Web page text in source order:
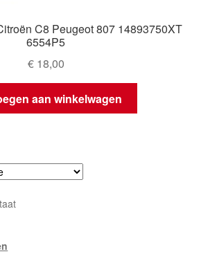
C8 Peugeot 807 14893750XT
6554P5
€18,00
aan winkelwagen